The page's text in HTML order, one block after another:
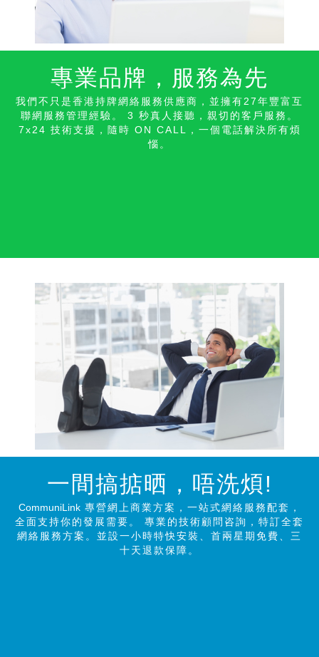
專業品牌，服務為先
我們不只是香港持牌網絡服務供應商，並擁有27年豐富互
聯網服務管理經驗。 3 秒真人接聽，親切的客戶服務。
7x24 技術支援，隨時 ON CALL，一個電話解決所有煩
惱。
一間搞掂晒，唔洗煩!
CommuniLink專營網上商業方案，一站式網絡服務配套，
全面支持你的發展需要。 專業的技術顧問咨詢，特訂全套
網絡服務方案。並設一小時特快安裝、首兩星期免費、三
十天退款保障。